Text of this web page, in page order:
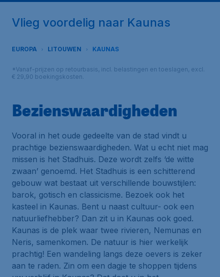
Vlieg voordelig naar Kaunas
EUROPA LITOUWEN KAUNAS
*Vanaf-prijzen op retourbasis, incl. belastingen en toeslagen, excl.
€ 29,90 boekingskosten.
Bezienswaardigheden
Vooral in het oude gedeelte van de stad vindt u
prachtige bezienswaardigheden. Wat u echt niet mag
missen is het Stadhuis. Deze wordt zelfs ‘de witte
zwaan’ genoemd. Het Stadhuis is een schitterend
gebouw wat bestaat uit verschillende bouwstijlen:
barok, gotisch en classicisme. Bezoek ook het
kasteel in Kaunas. Bent u naast cultuur- ook een
natuurliefhebber? Dan zit u in Kaunas ook goed.
Kaunas is de plek waar twee rivieren, Nemunas en
Neris, samenkomen. De natuur is hier werkelijk
prachtig! Een wandeling langs deze oevers is zeker
aan te raden. Zin om een dagje te shoppen tijdens